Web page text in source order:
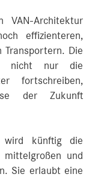
Architektur
effizienteren,
Transportern. Die
nicht nur die
fortschreiben,
der Zukunft
wird künftig die
und
Sie erlaubt eine